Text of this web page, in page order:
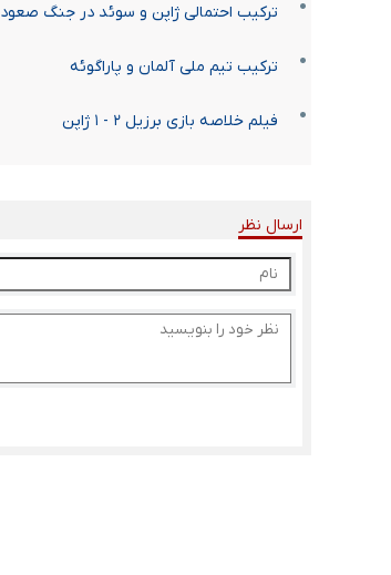
ترکیب احتمالی ژاپن و سوئد در جنگ صعود
ترکیب تیم ملی آلمان و پاراگوئه
فیلم خلاصه بازی برزیل ۲ - ۱ ژاپن
ارسال نظر